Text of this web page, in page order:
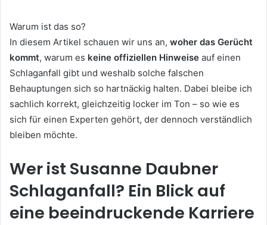
Warum ist das so?
In diesem Artikel schauen wir uns an, woher das Gerücht
kommt, warum es keine offiziellen Hinweise auf einen
Schlaganfall gibt und weshalb solche falschen
Behauptungen sich so hartnäckig halten. Dabei bleibe ich
sachlich korrekt, gleichzeitig locker im Ton – so wie es
sich für einen Experten gehört, der dennoch verständlich
bleiben möchte.
Wer ist Susanne Daubner
Schlaganfall? Ein Blick auf
eine beeindruckende Karriere